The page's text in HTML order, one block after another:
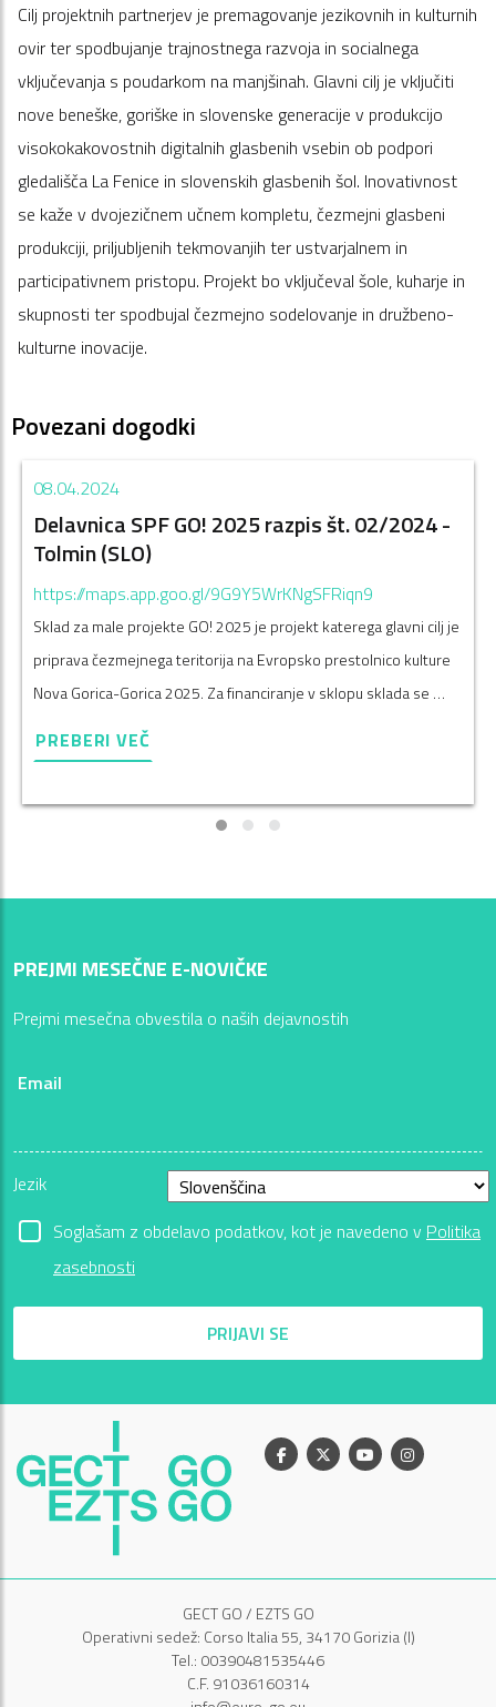
Cilj projektnih partnerjev je premagovanje jezikovnih in kulturnih
ovir ter spodbujanje trajnostnega razvoja in socialnega
vključevanja s poudarkom na manjšinah. Glavni cilj je vključiti
nove beneške, goriške in slovenske generacije v produkcijo
visokokakovostnih digitalnih glasbenih vsebin ob podpori
gledališča La Fenice in slovenskih glasbenih šol. Inovativnost
se kaže v dvojezičnem učnem kompletu, čezmejni glasbeni
produkciji, priljubljenih tekmovanjih ter ustvarjalnem in
participativnem pristopu. Projekt bo vključeval šole, kuharje in
skupnosti ter spodbujal čezmejno sodelovanje in družbeno-
kulturne inovacije.
Povezani dogodki
08.04.2024
Delavnica SPF GO! 2025 razpis št. 02/2024 -
Tolmin (SLO)
https://maps.app.goo.gl/9G9Y5WrKNgSFRiqn9
Sklad za male projekte GO! 2025 je projekt katerega glavni cilj je
priprava čezmejnega teritorija na Evropsko prestolnico kulture
Nova Gorica-Gorica 2025. Za financiranje v sklopu sklada se …
PREBERI VEČ
PREJMI MESEČNE E-NOVIČKE
Prejmi mesečna obvestila o naših dejavnostih
Email
Jezik
Soglašam z obdelavo podatkov, kot je navedeno v Politika
zasebnosti
PRIJAVI SE
Facebook
X YoutubeInstagram
GECT GO / EZTS GO
Operativni sedež: Corso Italia 55, 34170 Gorizia (I)
Tel.: 00390481535446
C.F. 91036160314